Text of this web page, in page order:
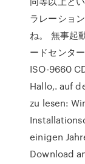
ラレーショ
ね。 無事起
ードセンタ
ISO-9660
Hallo,. auf
zu lesen:
einigen
Download